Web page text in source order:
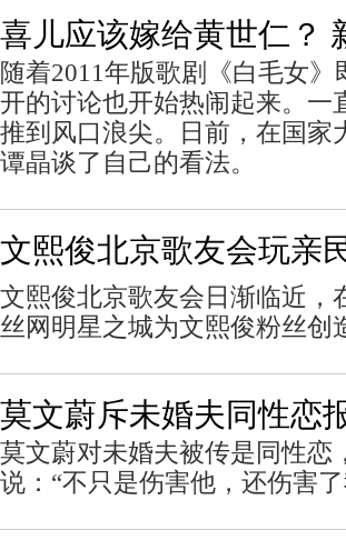
喜儿应该嫁给黄世仁？
随着2011年版歌剧《白毛女
开的讨论也开始热闹起来。一
推到风口浪尖。日前，在国家
谭晶谈了自己的看法。
文熙俊北京歌友会玩亲
文熙俊北京歌友会日渐临近，
丝网明星之城为文熙俊粉丝创
莫文蔚斥未婚夫同性恋
莫文蔚对未婚夫被传是同性恋
说：“不只是伤害他，还伤害